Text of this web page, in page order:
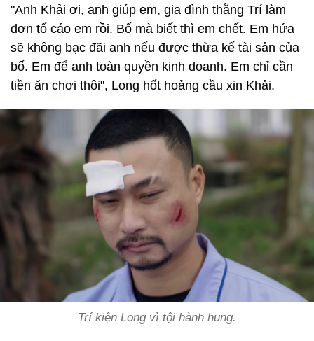
"Anh Khải ơi, anh giúp em, gia đình thằng Trí làm
đơn tố cáo em rồi. Bố mà biết thì em chết. Em hứa
sẽ không bạc đãi anh nếu được thừa kế tài sản của
bố. Em để anh toàn quyền kinh doanh. Em chỉ cần
tiền ăn chơi thôi", Long hốt hoảng cầu xin Khải.
Trí kiện Long vì tội hành hung.